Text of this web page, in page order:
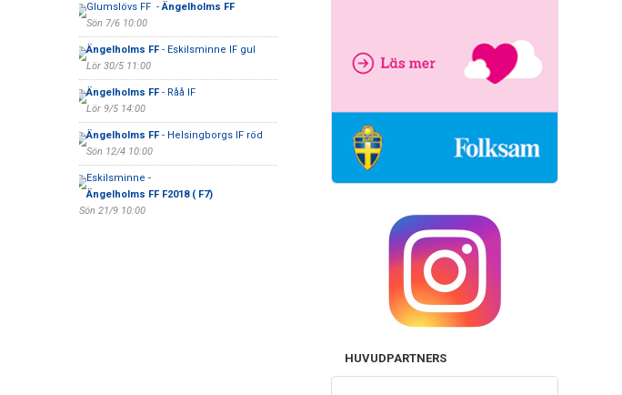
Glumslövs FF -Ängelholms FF
Sön 7/6 10:00
Ängelholms FF- Eskilsminne IF gul
Lör 30/5 11:00
Ängelholms FF- Råå IF
Lör 9/5 14:00
Ängelholms FF- Helsingborgs IF röd
Sön 12/4 10:00
Eskilsminne -
Ängelholms FF F2018 ( F7)
Sön 21/9 10:00
HUVUDPARTNERS